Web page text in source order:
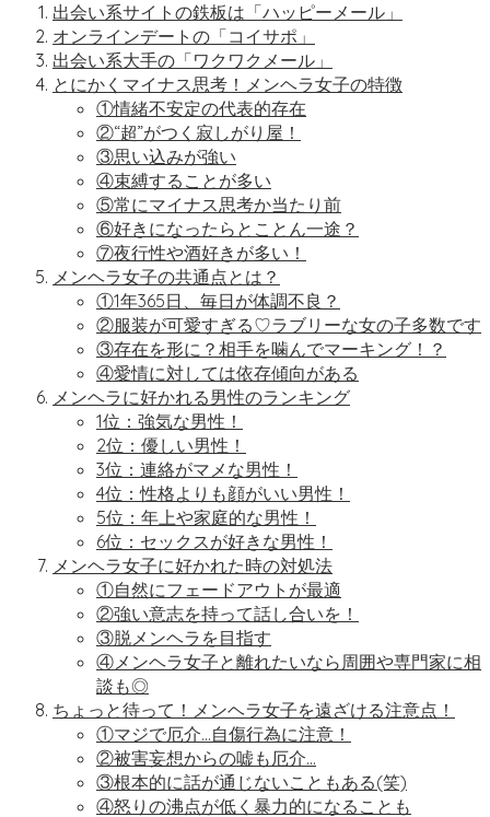
出会い系サイトの鉄板は「ハッピーメール」
オンラインデートの「コイサポ」
出会い系大手の「ワクワクメール」
とにかくマイナス思考！メンヘラ女子の特徴
①情緒不安定の代表的存在
②“超”がつく寂しがり屋！
③思い込みが強い
④束縛することが多い
⑤常にマイナス思考か当たり前
⑥好きになったらとことん一途？
⑦夜行性や酒好きが多い！
メンヘラ女子の共通点とは？
①1年365日、毎日が体調不良？
②服装が可愛すぎる♡ラブリーな女の子多数です
③存在を形に？相手を噛んでマーキング！？
④愛情に対しては依存傾向がある
メンヘラに好かれる男性のランキング
1位：強気な男性！
2位：優しい男性！
3位：連絡がマメな男性！
4位：性格よりも顔がいい男性！
5位：年上や家庭的な男性！
6位：セックスが好きな男性！
メンヘラ女子に好かれた時の対処法
①自然にフェードアウトが最適
②強い意志を持って話し合いを！
③脱メンヘラを目指す
④メンヘラ女子と離れたいなら周囲や専門家に相
談も◎
ちょっと待って！メンヘラ女子を遠ざける注意点！
①マジで厄介…自傷行為に注意！
②被害妄想からの嘘も厄介…
③根本的に話が通じないこともある(笑)
④怒りの沸点が低く暴力的になることも